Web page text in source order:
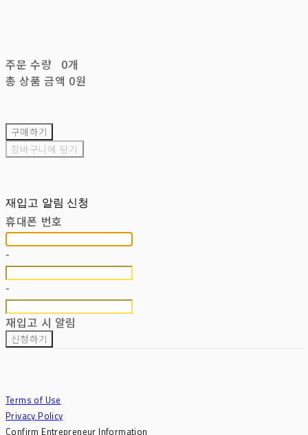
주문 수량
0개
총 상품 금액 0원
구매하기
장바구니에 담기
재입고 알림 신청
휴대폰 번호
-
-
재입고 시 알림
신청하기
Terms of Use
Privacy Policy
Confirm Entrepreneur Information